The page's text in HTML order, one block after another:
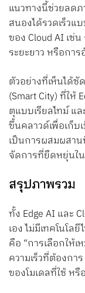
แนวทางนี้ช่วยลด
สนองได้รวดเร็วแ
ของ Cloud AI เช่
ระยะยาว หรือกา
ตัวอย่างที่เห็นได้
(Smart City) ที่ให้
ตุแบบเรียลไทม์ แ
ขึ้นคลาวด์เพื่อเก็บ
เป็นการผสมผสาน
จัดการที่ยืดหยุ่นใ
สรุปภาพรวม
ทั้ง Edge AI และ
เอง ไม่มีเทคโนโ
คือ “การเลือกให้
ความเร็วที่ต้องกา
ของโมเดลที่ใช้ ห